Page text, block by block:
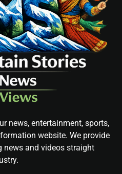
news, entertainment, sports,
website. We provide
news and videos straight